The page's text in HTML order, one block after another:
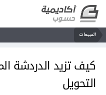
المبيعات
كيف تزيد الدردشة
التحويل